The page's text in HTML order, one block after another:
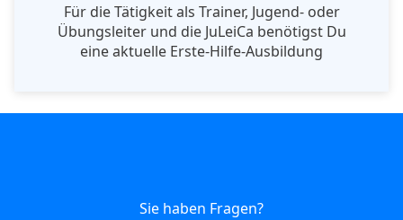
Für die Tätigkeit als Trainer, Jugend- oder
Übungsleiter und die JuLeiCa benötigst Du
eine aktuelle Erste-Hilfe-Ausbildung
Sie haben Fragen?